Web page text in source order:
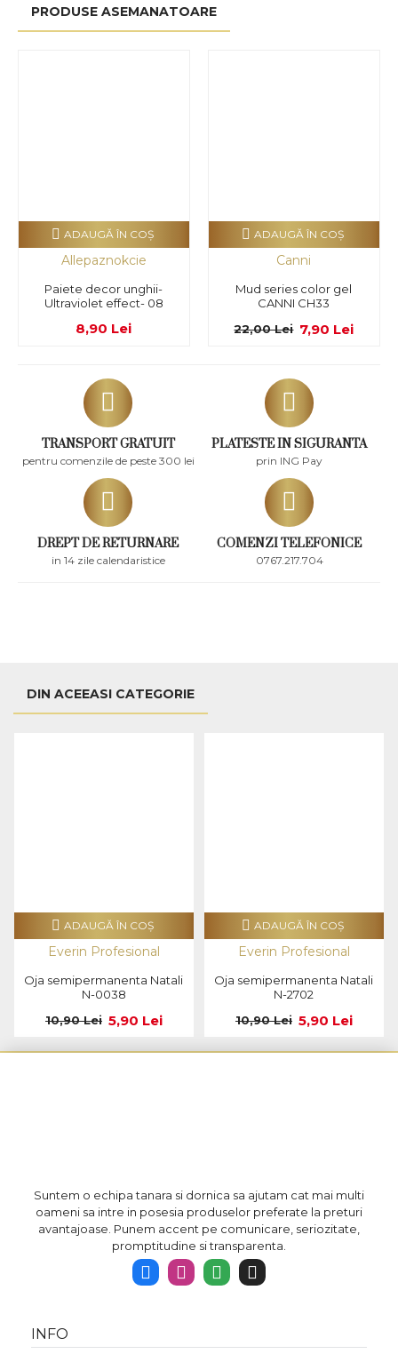
TRANSPORT GRATUIT
pentru comenzile de peste 300 lei
PLATESTE IN SIGURANTA
prin ING Pay
DREPT DE RETURNARE
in 14 zile calendaristice
COMENZI TELEFONICE
0767.217.704
PRODUSE ASEMANATOARE
Allepaznokcie
Paiete decor unghii-
Ultraviolet effect- 08
8,90 Lei
ADAUGĂ ÎN COŞ
Canni
Mud series color gel
CANNI CH33
7,90 Lei
22,00 Lei
ADAUGĂ ÎN COŞ
DIN ACEEASI CATEGORIE
Everin Profesional
Oja semipermanenta Natali
N-0038
5,90 Lei
10,90 Lei
ADAUGĂ ÎN COŞ
Everin Profesional
Oja semipermanenta Natali
N-2702
5,90 Lei
10,90 Lei
ADAUGĂ ÎN COŞ
Suntem o echipa tanara si dornica sa ajutam cat mai multi
oameni sa intre in posesia produselor preferate la preturi
avantajoase. Punem accent pe comunicare, seriozitate,
promptitudine si transparenta.
INFO